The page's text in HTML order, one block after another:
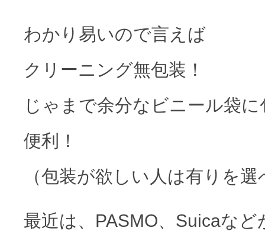
わかり易いので言えば
クリーニング無包装！
じゃまで余分なビニール袋
便利！
（包装が欲しい人は有りを
最近は、PASMO、Suicaな